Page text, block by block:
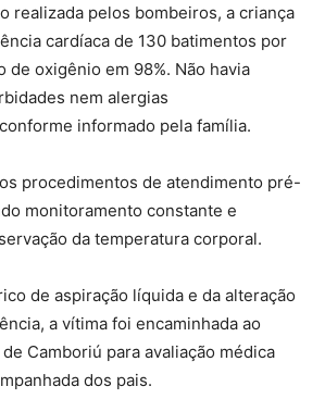
realizada pelos bombeiros, a criança
cardíaca de 130 batimentos por
de oxigênio em 98%. Não havia
nem alergias
informado pela família.
procedimentos de atendimento pré-
monitoramento constante e
da temperatura corporal.
de aspiração líquida e da alteração
a vítima foi encaminhada ao
Camboriú para avaliação médica
dos pais.